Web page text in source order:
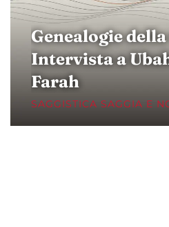
Genealogie
Intervista a
Farah
SAGGISTICA SAGGIA E